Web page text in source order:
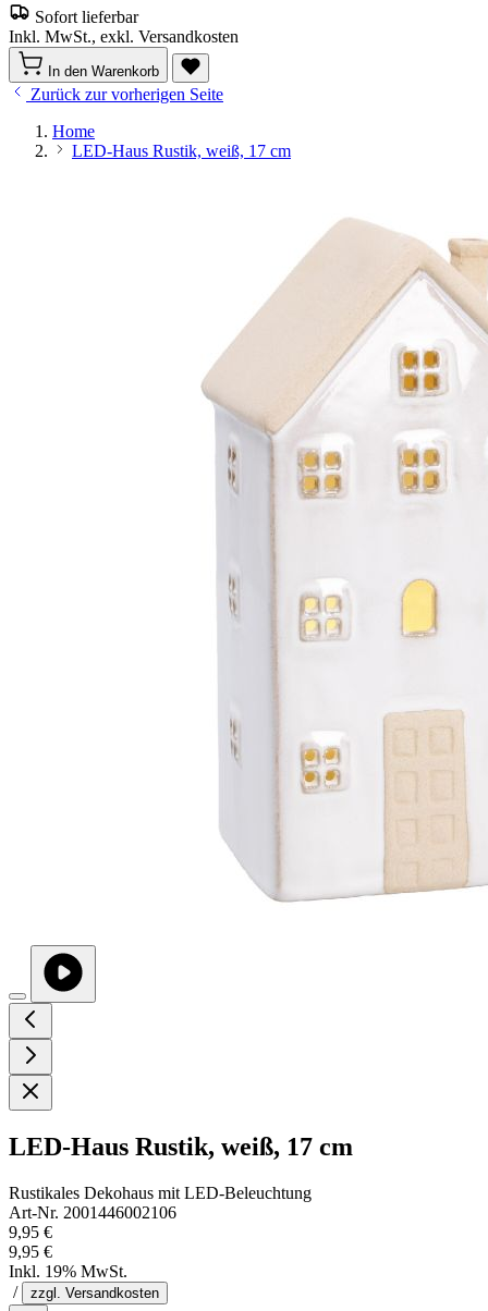
Sofort lieferbar
Inkl. MwSt., exkl. Versandkosten
In den Warenkorb
Zurück zur vorherigen Seite
Home
LED-Haus Rustik, weiß, 17 cm
LED-Haus Rustik, weiß, 17 cm
Rustikales Dekohaus mit LED-Beleuchtung
Art-Nr. 2001446002106
9,95 €
9,95 €
Inkl. 19% MwSt.
/
zzgl. Versandkosten